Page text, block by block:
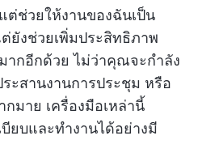
ต่ช่วยให้งานของฉันเป็น
ยังช่วยเพิ่มประสิทธิภาพ
ากอีกด้วย ไม่ว่าคุณจะกำลัง
ะสานงานการประชุม หรือ
มาย เครื่องมือเหล่านี้
ยบและทำงานได้อย่างมี